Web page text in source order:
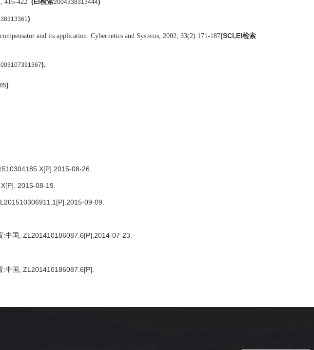
416-422 检索2004338313444
)
and its application. Cybernetics and Systems, 2002, 33(2):171-187(SCI,EI检索
).
)
[P].2015-08-26.
2015-08-19.
[P].2015-09-09.
:中国, ZL 201410186087.6[P],2014-07-23.
:中国, ZL 201410186087.6[P].